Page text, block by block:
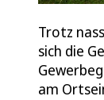
Trotz
sich die
am